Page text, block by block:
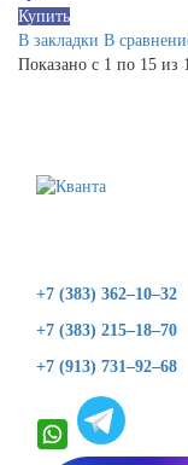
Купить
В закладки В
Показано с 1 по 15 из
+7 (383) 362–10–32
+7 (383) 215–18–70
+7 (913) 731–92–68